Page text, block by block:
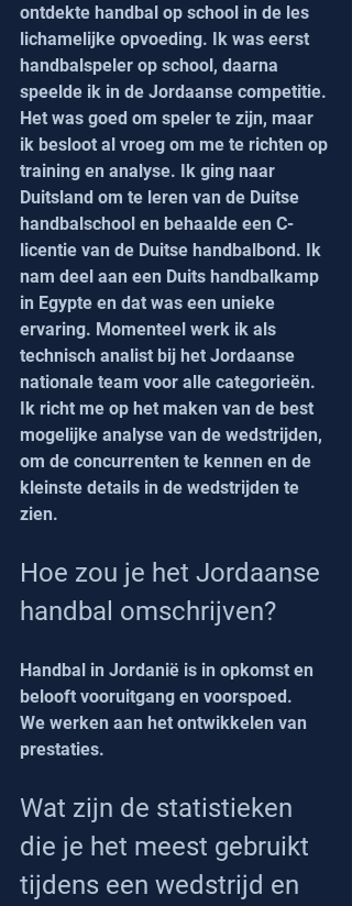
ontdekte handbal op school in de les
lichamelijke opvoeding. Ik was eerst
handbalspeler op school, daarna
speelde ik in de Jordaanse competitie.
Het was goed om speler te zijn, maar
ik besloot al vroeg om me te richten op
training en analyse. Ik ging naar
Duitsland om te leren van de Duitse
handbalschool en behaalde een C-
licentie van de Duitse handbalbond. Ik
nam deel aan een Duits handbalkamp
in Egypte en dat was een unieke
ervaring. Momenteel werk ik als
technisch analist bij het Jordaanse
nationale team voor alle categorieën.
Ik richt me op het maken van de best
mogelijke analyse van de wedstrijden,
om de concurrenten te kennen en de
kleinste details in de wedstrijden te
zien.
Hoe zou je het Jordaanse
handbal omschrijven?
Handbal in Jordanië is in opkomst en
belooft vooruitgang en voorspoed.
We werken aan het ontwikkelen van
prestaties.
Wat zijn de statistieken
die je het meest gebruikt
tijdens een wedstrijd en